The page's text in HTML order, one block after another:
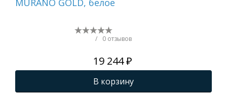
MURANO GOLD, белое
/ 0 отзывов
19 244 ₽
В корзину